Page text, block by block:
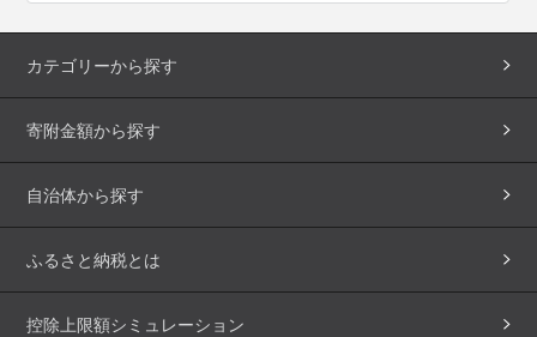
カテゴリーから探す
寄附金額から探す
自治体から探す
ふるさと納税とは
控除上限額シミュレーション